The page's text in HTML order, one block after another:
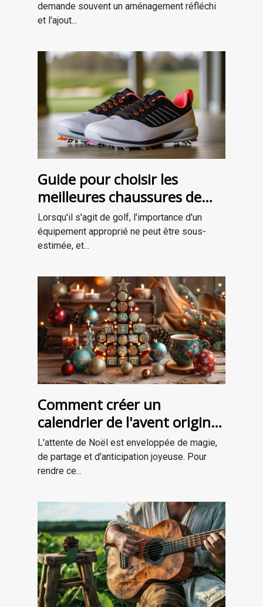
demande souvent un aménagement réfléchi
et l'ajout...
Guide pour choisir les
meilleures chaussures de
golf adaptées à votre style
de jeu
Lorsqu'il s'agit de golf, l'importance d'un
équipement approprié ne peut être sous-
estimée, et...
Comment créer un
calendrier de l'avent original
pour attendre Noël
L'attente de Noël est enveloppée de magie,
de partage et d'anticipation joyeuse. Pour
rendre ce...